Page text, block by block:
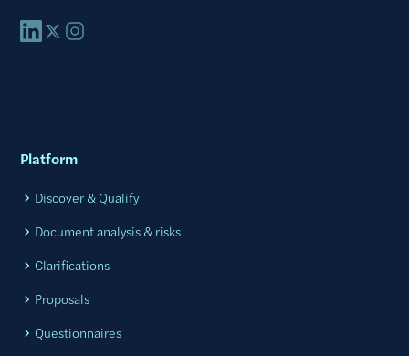
Platform
Discover & Qualify
Document analysis & risks
Clarifications
Proposals
Questionnaires